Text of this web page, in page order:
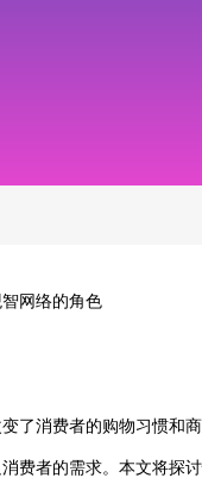
网络的角色
了消费者的购物习惯和
费者的需求。本文将探